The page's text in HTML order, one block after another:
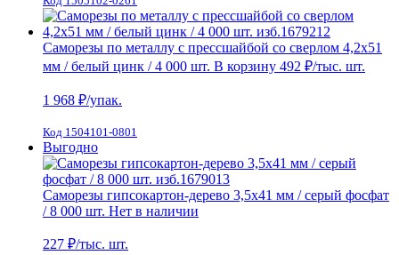
Саморезы по металлу с прессшайбой со сверлом 4,2х51
мм / белый цинк / 4 000 шт. В корзину 492 ₽/тыс. шт.
1 968 ₽/упак.
Код 1504101-0801
Выгодно
Саморезы гипсокартон-дерево 3,5х41 мм / серый фосфат
/ 8 000 шт. Нет в наличии
227 ₽/тыс. шт.